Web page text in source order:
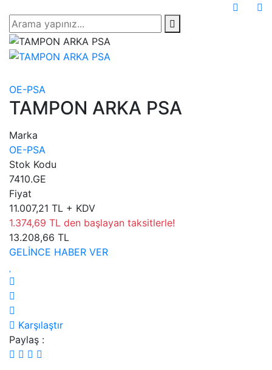
OE-PSA
TAMPON ARKA PSA
Marka
OE-PSA
Stok Kodu
7410.GE
Fiyat
11.007,21 TL + KDV
1.374,69 TL den başlayan taksitlerle!
13.208,66 TL
GELİNCE HABER VER
Karşılaştır
Paylaş :